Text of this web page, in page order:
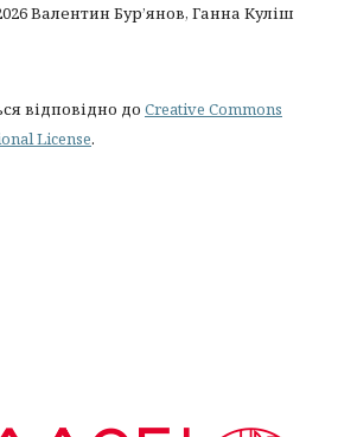
Валентин Бур’янов, Ганна Куліш
відповідно до Creative Commons
License.